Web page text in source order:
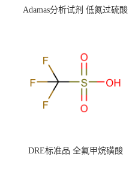
Adamas分析试剂 低氮过硫酸
（泰坦现货供应）
DRE标准品 全氟甲烷磺酸